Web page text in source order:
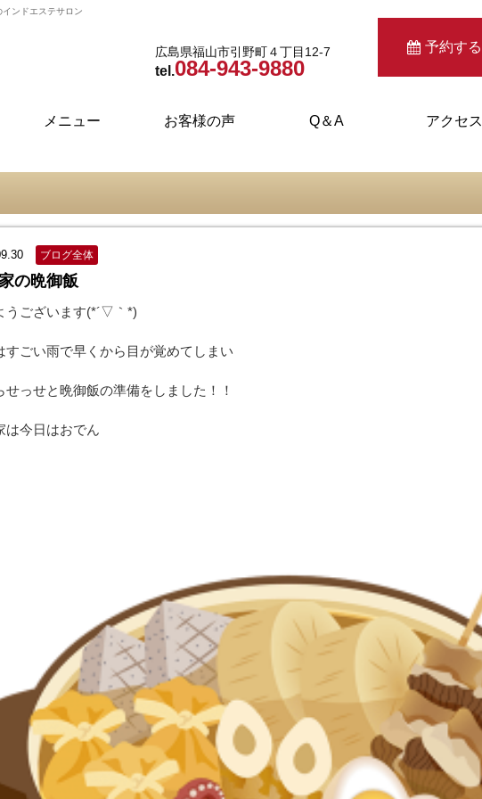
ンドエステサロン
広島県福山市引野町４丁目12-7
tel.084-943-9880
予約する
メニュー お客様の声 Q＆A アクセス
ブログ全体
の晩御飯
うございます(*´▽｀*)
すごい雨で早くから目が覚めてしまい
せっせと晩御飯の準備をしました！！
は今日はおでん